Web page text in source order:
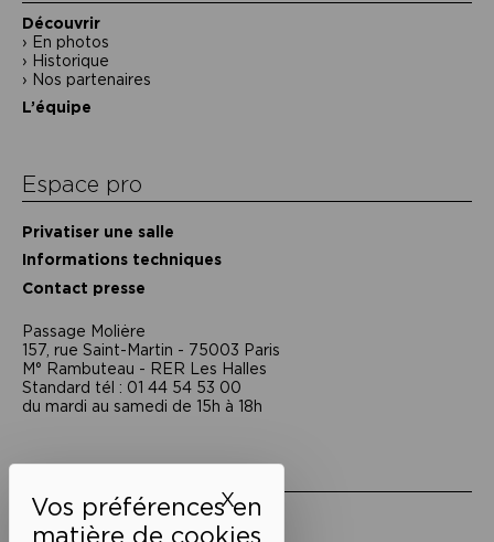
XMasquer le bandeau des
Découvrir
En photos
Historique
Nos partenaires
L’équipe
Espace pro
Privatiser une salle
Informations techniques
Contact presse
Passage Moliėre
157, rue Saint-Martin - 75003 Paris
M° Rambuteau - RER Les Halles
Standard tél : 01 44 54 53 00
du mardi au samedi de 15h à 18h
Mentions légales